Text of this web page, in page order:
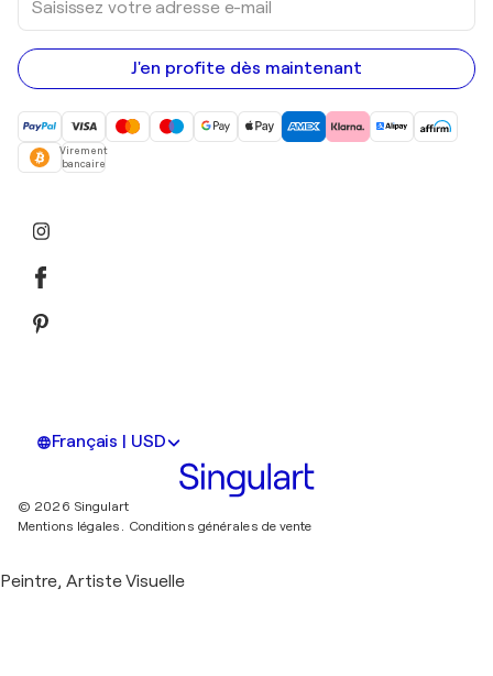
votre
adresse
e-
mail
J'en profite dès maintenant
Virement
bancaire
Français | USD
© 2026 Singulart
Mentions légales. Conditions générales de vente
Peintre, Artiste Visuelle